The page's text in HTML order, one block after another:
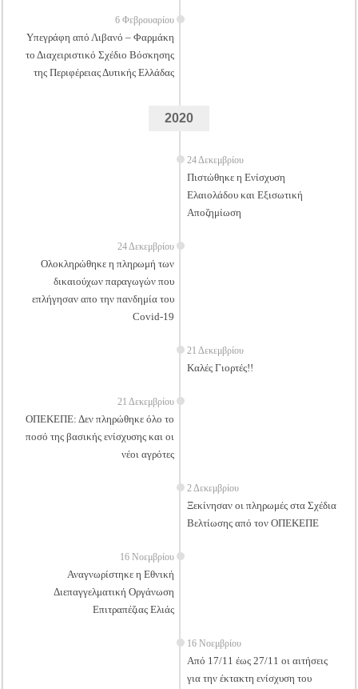
6 Φεβρουαρίου
Υπεγράφη από Λιβανό – Φαρμάκη
το Διαχειριστικό Σχέδιο Βόσκησης
της Περιφέρειας Δυτικής Ελλάδας
2020
24 Δεκεμβρίου
Πιστώθηκε η Ενίσχυση
Ελαιολάδου και Εξισωτική
Αποζημίωση
24 Δεκεμβρίου
Ολοκληρώθηκε η πληρωμή των
δικαιούχων παραγωγών που
επλήγησαν απο την πανδημία του
Covid-19
21 Δεκεμβρίου
Καλές Γιορτές!!
21 Δεκεμβρίου
ΟΠΕΚΕΠΕ: Δεν πληρώθηκε όλο το
ποσό της βασικής ενίσχυσης και οι
νέοι αγρότες
2 Δεκεμβρίου
Ξεκίνησαν οι πληρωμές στα Σχέδια
Βελτίωσης από τον ΟΠΕΚΕΠΕ
16 Νοεμβρίου
Αναγνωρίστηκε η Εθνική
Διεπαγγελματική Οργάνωση
Επιτραπέζιας Ελιάς
16 Νοεμβρίου
Από 17/11 έως 27/11 οι αιτήσεις
για την έκτακτη ενίσχυση του